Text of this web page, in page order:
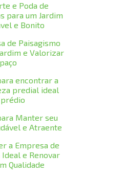
e Poda de
para um Jardim
e Bonito
de Paisagismo
e Valorizar
encontrar a
predial ideal
Manter seu
e Atraente
a Empresa de
e Renovar
Qualidade